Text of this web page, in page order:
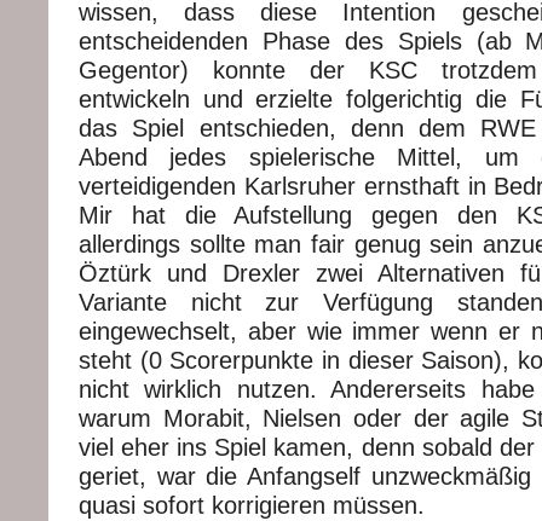
wissen, dass diese Intention
entscheidenden Phase des Spiels (ab
Gegentor) konnte der KSC
entwickeln und erzielte folgerichtig die
das Spiel entschieden, denn dem
Abend jedes spielerische Mittel, um
verteidigenden Karlsruher ernsthaft in
Mir hat die Aufstellung gegen den
allerdings sollte man fair genug sein
Öztürk und Drexler zwei Alternativen
Variante nicht zur Verfügung
eingewechselt, aber wie immer wenn er
steht (0 Scorerpunkte in dieser Saison),
nicht wirklich nutzen. Andererseits
warum Morabit, Nielsen oder der agile
viel eher ins Spiel kamen, denn sobald
geriet, war die Anfangself
quasi sofort korrigieren müssen.